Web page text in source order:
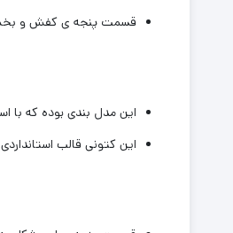
قسمت پنجه ی کفش و بخش
این‌ مدل بندی بوده که با
این کتونی قالب